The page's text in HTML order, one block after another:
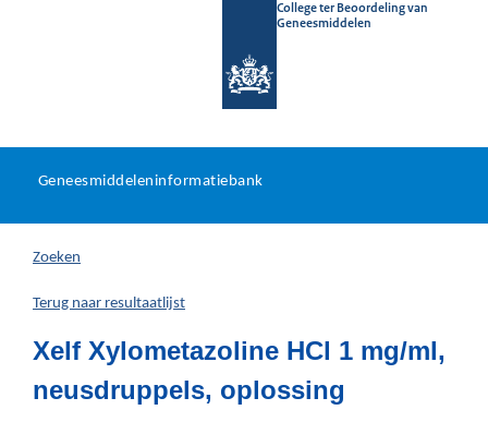
College ter Beoordeling van
Geneesmiddelen
U
hier:
Geneesmiddeleninformatiebank
Zoeken
Terug naar resultaatlijst
Xelf Xylometazoline HCl 1 mg/ml,
neusdruppels, oplossing